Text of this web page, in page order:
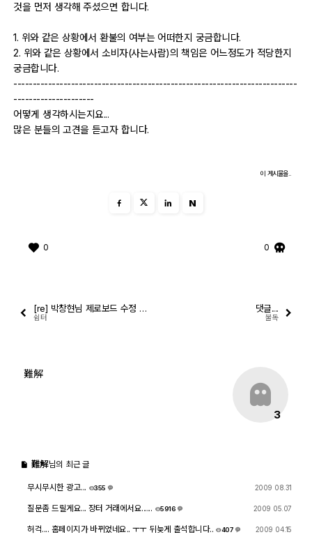
것을 먼저 생각해 주셨으면 합니다.
1. 위와 같은 상황에서 환불의 여부는 어떠한지 궁금합니다.
2. 위와 같은 상황에서 소비자(사는사람)의 책임은 어느정도가 적당한지
궁금합니다.
--------------------------------------------------------------------------
---------------------
어떻게 생각하시는지요...
많은 분들의 고견을 듣고자 합니다.
이 게시물을..
N
0 0
[re] 박창현님 제로보드 수정 관련
쉼터
댓글....
불독
3
難解
難解님의 최근 글
무시무시한 광고...
355
2009 08.31
질문좀 드릴게요... 장터 거래에서요......
5916
2009 05.07
허걱.... 홈페이지가 바뀌었네요.. ㅜㅜ 뒤늦게 출석합니다..
407
2009 04.15